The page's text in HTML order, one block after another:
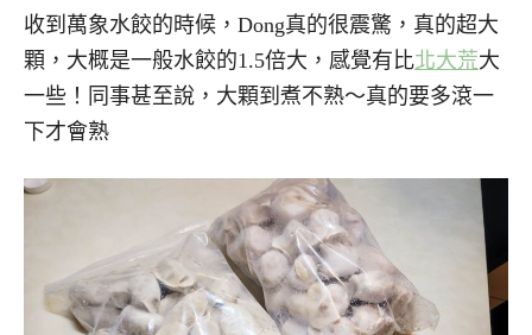
收到萬象水餃的時候，Dong真的很震驚，真的超大
顆，大概是一般水餃的1.5倍大，感覺有比北大荒大
一些！同事甚至說，大顆到煮不熟～真的要多滾一
下才會熟